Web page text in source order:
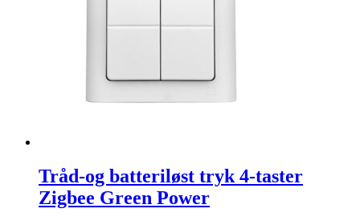
Tråd-og batteriløst tryk 4-taster
Zigbee Green Power